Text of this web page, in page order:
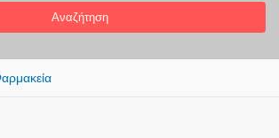
Αναζήτηση